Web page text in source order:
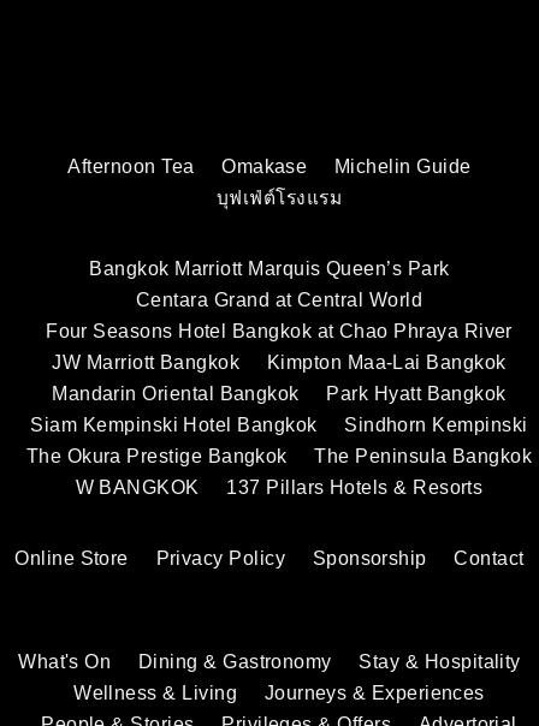
Afternoon Tea Omakase
Michelin Guide
บุฟเฟ่ต์โรงแรม
Bangkok Marriott Marquis Queen’s Park
Centara Grand at Central World
Four Seasons Hotel Bangkok at Chao Phraya River
JW Marriott Bangkok
Kimpton Maa-Lai Bangkok
Mandarin Oriental Bangkok
Park Hyatt Bangkok
Siam Kempinski Hotel Bangkok
Sindhorn Kempinski
The Okura Prestige Bangkok
The Peninsula Bangkok
W BANGKOK
137 Pillars Hotels & Resorts
Online Store Privacy Policy Sponsorship Contact
What's On Dining & Gastronomy
Stay & Hospitality
Wellness & Living
Journeys & Experiences